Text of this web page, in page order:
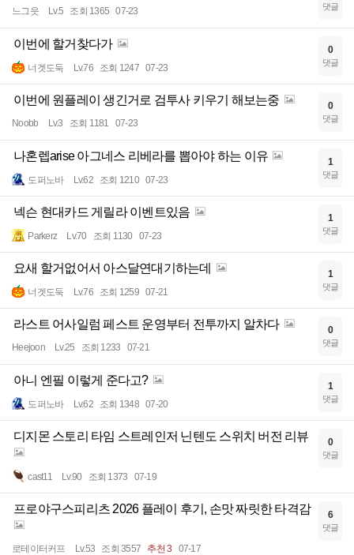
느그읏 Lv.5 조회 1365 07-23 댓글
이번에 할거찾다가
너겟도둑 Lv.76 조회 1247 07-23
0
댓글
이번에 원플레이 생긴거로 검투사 키우기 해보는중
Noobb Lv.3 조회 1181 07-23
0
댓글
나혼렙arise 아그네스 리베라를 뽑아야 하는 이유
도퍼노바 Lv.62 조회 1210 07-23
1
댓글
넥슨 현대카드 게릴라 이벤트있음
Parkerz Lv.70 조회 1130 07-23
1
댓글
요새 할거없어서 아스달연대기하는데
너겟도둑 Lv.76 조회 1259 07-21
1
댓글
라스트 어사일럼 페스트 운영부터 전투까지 알차다
Heejoon Lv.25 조회 1233 07-21
0
댓글
아니 엔필 이렇게 준다고?
도퍼노바 Lv.62 조회 1348 07-20
1
댓글
디지몬 스토리 타임 스트레인저 닌텐도 스위치 버전 리뷰
cast11 Lv.90 조회 1373 07-19
0
댓글
프로야구스피리츠 2026 플레이 후기, 손맛 짜릿한 타격감
로테이터커프 Lv.53 조회 3557 추천 3 07-17
6
댓글